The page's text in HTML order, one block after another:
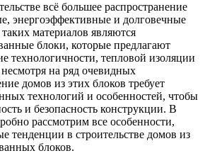
всё большее распространение
энергоэффективные и долговечные
материалов являются
блоки, которые предлагают
технологичности, тепловой изоляции
на ряд очевидных
домов из этих блоков требует
технологий и особенностей, чтобы
и безопасность конструкции. В
рассмотрим все особенности,
тенденции в строительстве домов из
блоков.